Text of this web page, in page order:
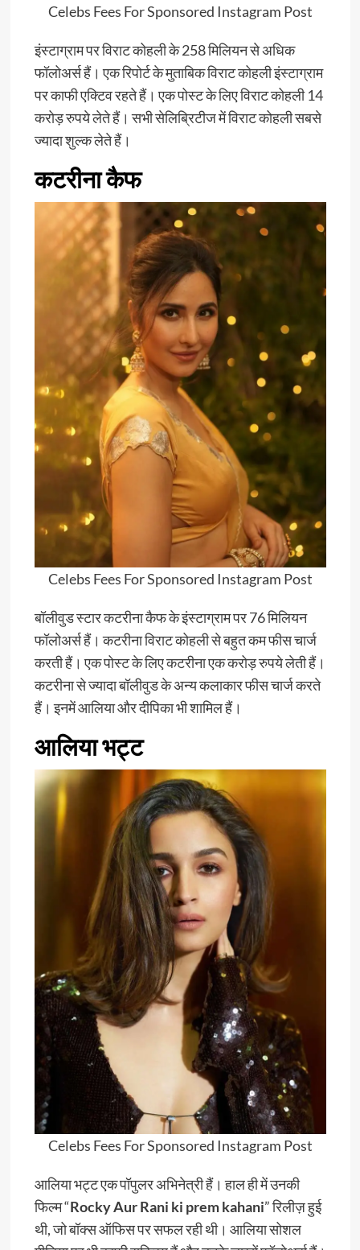
Celebs Fees For Sponsored Instagram Post
इंस्टाग्राम पर विराट कोहली के 258 मिलियन से अधिक
फॉलोअर्स हैं। एक रिपोर्ट के मुताबिक विराट कोहली इंस्टाग्राम
पर काफी एक्टिव रहते हैं। एक पोस्ट के लिए विराट कोहली 14
करोड़ रुपये लेते हैं। सभी सेलिब्रिटीज में विराट कोहली सबसे
ज्यादा शुल्क लेते हैं।
कटरीना कैफ
Celebs Fees For Sponsored Instagram Post
बॉलीवुड स्टार कटरीना कैफ के इंस्टाग्राम पर 76 मिलियन
फॉलोअर्स हैं। कटरीना विराट कोहली से बहुत कम फीस चार्ज
करती हैं। एक पोस्ट के लिए कटरीना एक करोड़ रुपये लेती हैं।
कटरीना से ज्यादा बॉलीवुड के अन्य कलाकार फीस चार्ज करते
हैं। इनमें आलिया और दीपिका भी शामिल हैं।
आलिया भट्ट
Celebs Fees For Sponsored Instagram Post
आलिया भट्ट एक पॉपुलर अभिनेत्री हैं। हाल ही में उनकी
फिल्म “Rocky Aur Rani ki prem kahani” रिलीज़ हुई
थी, जो बॉक्स ऑफिस पर सफल रही थी। आलिया सोशल